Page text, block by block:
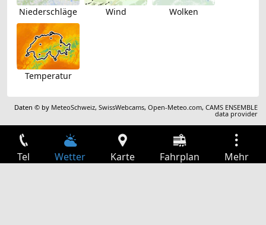
Niederschläge Wind Wolken
Temperatur
Daten © by MeteoSchweiz,SwissWebcams,Open-Meteo.com,CAMS ENSEMBLE
data provider
Tel Wetter Karte Fahrplan Mehr